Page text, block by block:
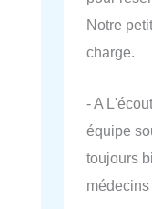
Notre
charge.
- A
équipe
toujours
médecins